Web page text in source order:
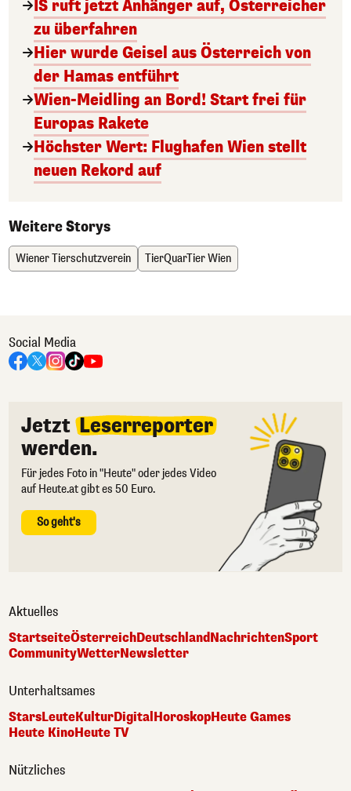
IS ruft jetzt Anhänger auf, Österreicher
zu überfahren
Hier wurde Geisel aus Österreich von
der Hamas entführt
Wien-Meidling an Bord! Start frei für
Europas Rakete
Höchster Wert: Flughafen Wien stellt
neuen Rekord auf
Weitere Storys
Wiener Tierschutzverein TierQuarTier Wien
Social Media
Jetzt Leserreporter
werden.
Für jedes Foto in "Heute" oder jedes Video
auf Heute.at gibt es 50 Euro.
So geht's
Aktuelles
StartseiteÖsterreichDeutschlandNachrichtenSport
CommunityWetterNewsletter
Unterhaltsames
StarsLeuteKulturDigital HoroskopHeute Games
Heute KinoHeute TV
Nützliches